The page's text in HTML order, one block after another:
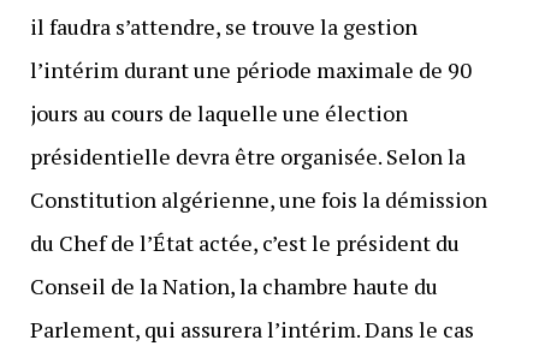
il faudra s’attendre, se trouve la gestion
l’intérim durant une période maximale de 90
jours au cours de laquelle une élection
présidentielle devra être organisée. Selon la
Constitution algérienne, une fois la démission
du Chef de l’État actée, c’est le président du
Conseil de la Nation, la chambre haute du
Parlement, qui assurera l’intérim. Dans le cas